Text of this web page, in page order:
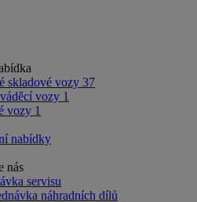
skladové vozy 37
vozy 1
vozy 1
nabídky
nás
servisu
náhradních dílů